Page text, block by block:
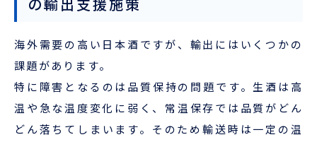
海外需要の高い日本酒ですが、輸出にはいくつかの
課題があります。
特に障害となるのは品質保持の問題です。生酒は高
温や急な温度変化に弱く、常温保存では品質がどん
どん落ちてしまいます。そのため輸送時は一定の温